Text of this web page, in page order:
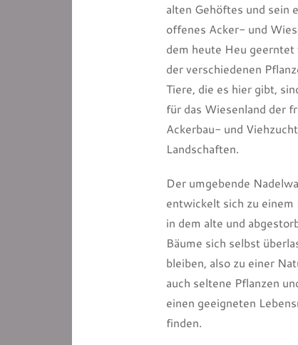
alten Gehöftes und sein
offenes Acker- und
dem heute Heu geerntet
der verschiedenen
Tiere, die es hier gibt,
für das Wiesenland der
Ackerbau- und
Landschaften.
Der umgebende
entwickelt sich zu einem
in dem alte und
Bäume sich selbst
bleiben, also zu einer
auch seltene Pflanzen
einen geeigneten
finden.